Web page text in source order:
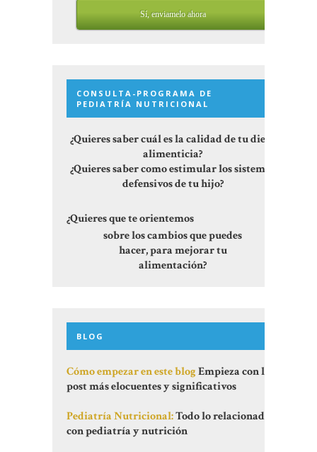
Sí, enviamelo ahora
CONSULTA-PROGRAMA DE
PEDIATRÍA NUTRICIONAL
¿Quieres saber cuál es la calidad de tu dieta
alimenticia?
¿Quieres saber como estimular los sistemas
defensivos de tu hijo?
¿Quieres que te orientemos
sobre los cambios que puedes
hacer, para mejorar tu
alimentación?
BLOG
Cómo empezar en este blogEmpieza con los
post más elocuentes y significativos
Pediatría Nutricional:Todo lo relacionado
con pediatría y nutrición